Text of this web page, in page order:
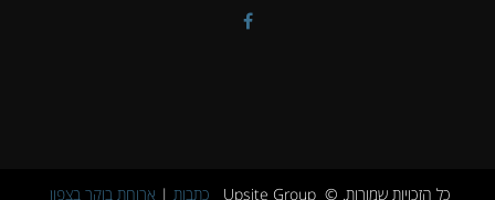
כל הזכויות שמורות. © Upsite Group כתבות | ארוחת בוקר בצפון